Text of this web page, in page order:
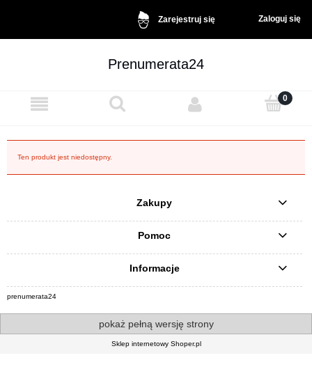
Zarejestruj się Zaloguj się
Prenumerata24
Ten produkt jest niedostępny.
Zakupy
Pomoc
Informacje
prenumerata24
pokaż pełną wersję strony
Sklep internetowy Shoper.pl